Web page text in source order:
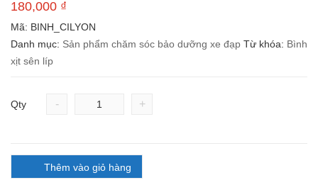
180,000 ₫
Mã: BINH_CILYON
Danh mục: Sản phẩm chăm sóc bảo dưỡng xe đạp Từ khóa: Bình
xịt sên líp
Qty - +
Thêm vào giỏ hàng